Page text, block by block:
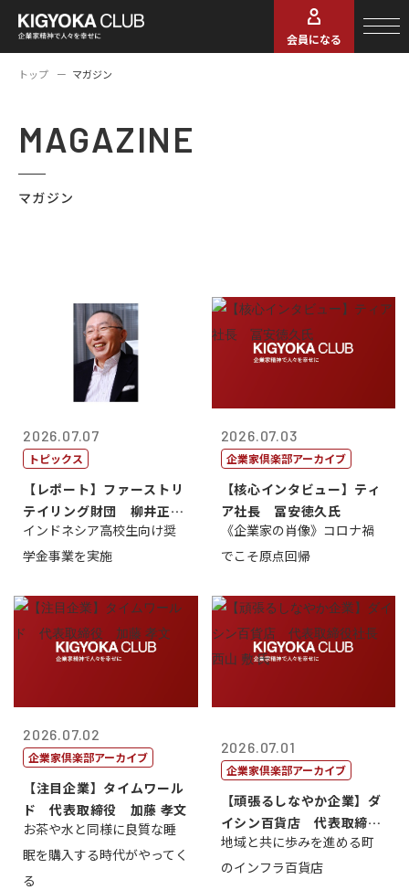
会員になる
トップ マガジン
MAGAZINE
マガジン
2026.07.07
トピックス
【レポート】ファーストリ
テイリング財団 柳井正
理事長
インドネシア高校生向け奨
学金事業を実施
2026.07.03
企業家倶楽部アーカイブ
【核心インタビュー】ティ
ア社長 冨安徳久氏
《企業家の肖像》コロナ禍
でこそ原点回帰
2026.07.02
企業家倶楽部アーカイブ
【注目企業】タイムワール
ド 代表取締役 加藤 孝文
お茶や水と同様に良質な睡
眠を購入する時代がやってく
る
2026.07.01
企業家倶楽部アーカイブ
【頑張るしなやか企業】ダ
イシン百貨店 代表取締役
社長 西山 ...
地域と共に歩みを進める町
のインフラ百貨店